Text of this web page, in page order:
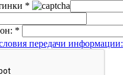
*
*
передачи информации: